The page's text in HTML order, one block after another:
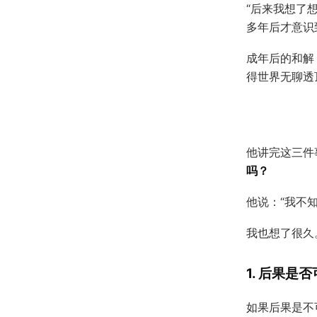
“后来我想了
多年后才意识
成年后的和
得世界无聊
他讲完这三
吗？
他说：“我不
我也想了很
1. 后果是否
如果后果是